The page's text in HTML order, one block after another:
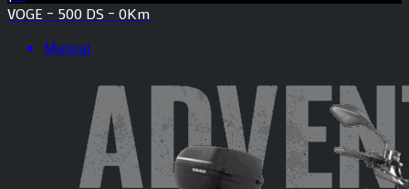
VOGE – 500 DS – 0Km
Manual